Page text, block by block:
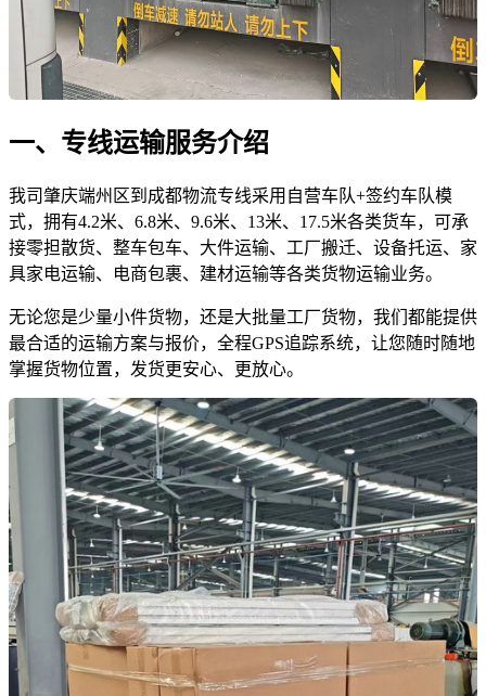
一、专线运输服务介绍
我司肇庆端州区到成都物流专线采用自营车队+签约车队模
式，拥有4.2米、6.8米、9.6米、13米、17.5米各类货车，可承
接零担散货、整车包车、大件运输、工厂搬迁、设备托运、家
具家电运输、电商包裹、建材运输等各类货物运输业务。
无论您是少量小件货物，还是大批量工厂货物，我们都能提供
最合适的运输方案与报价，全程GPS追踪系统，让您随时随地
掌握货物位置，发货更安心、更放心。